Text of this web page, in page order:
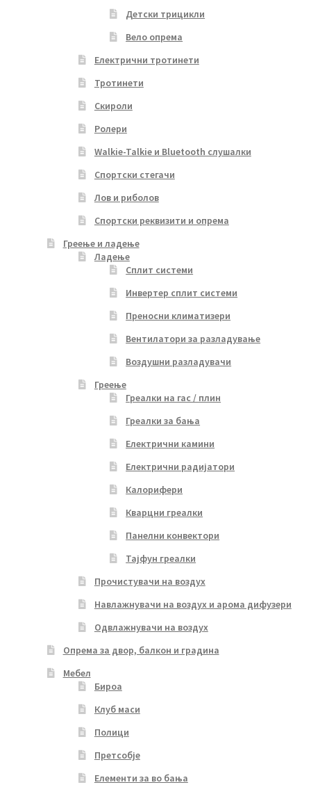
Детски трицикли
Вело опрема
Електрични тротинети
Тротинети
Скироли
Ролери
Walkie-Talkie и Bluetooth слушалки
Спортски стегачи
Лов и риболов
Спортски реквизити и опрема
Греење и ладење
Ладење
Сплит системи
Инвертер сплит системи
Преносни климатизери
Вентилатори за разладување
Воздушни разладувачи
Греење
Греалки на гас / плин
Греалки за бања
Електрични камини
Електрични радијатори
Калорифери
Кварцни греалки
Панелни конвектори
Тајфун греалки
Прочистувачи на воздух
Навлажнувачи на воздух и арома дифузери
Одвлажнувачи на воздух
Опрема за двор, балкон и градина
Мебел
Бироа
Клуб маси
Полици
Претсобје
Елементи за во бања